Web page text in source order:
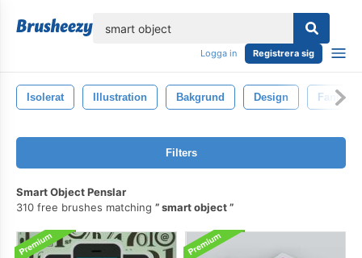
Logga in Registrera sig
Isolerat Illustration Bakgrund Design Fantasi
Filters
Smart Object Penslar
310 free brushes matching
smart object